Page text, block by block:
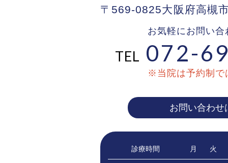
〒569-0825大阪府高槻
お気軽にお問い合
TEL 072-
※当院は予約制で
お問い合わせ
診療時間 月 火